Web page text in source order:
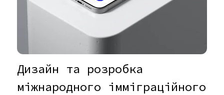
Дизайн та розробка
міжнародного імміграційного